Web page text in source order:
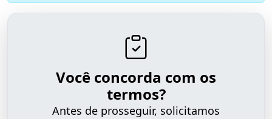
Você concorda com os
termos?
Antes de prosseguir, solicitamos